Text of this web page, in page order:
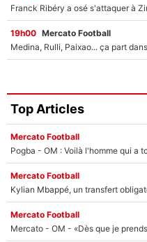
19h00 Mercato Football
Top Articles
Mercato Football
Pogba - OM : Voilà l'homme qui a
Mercato Football
Kylian Mbappé, un transfert
Mercato Football